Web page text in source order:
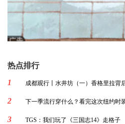
热点排行
1
成都观行丨水井坊（一）香格里拉背
2 下一季流行穿什么？看完这次纽约时
3 TGS：我们玩了《三国志14》走格子